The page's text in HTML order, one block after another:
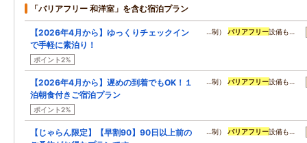
「バリアフリー 和洋室」を含む宿泊プラン
【2026年4月から】ゆっくりチェックイン
で手軽に素泊り！
ポイント2%
…制）バリアフリー設備も…
【2026年4月から】遅めの到着でもOK！１
泊朝食付きご宿泊プラン
ポイント2%
…制）バリアフリー設備も…
【じゃらん限定】【早割90】90日以上前の
…制）バリアフリー設備も…